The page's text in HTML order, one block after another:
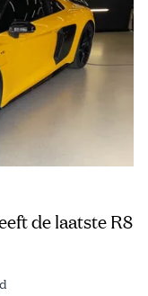
de laatste R8